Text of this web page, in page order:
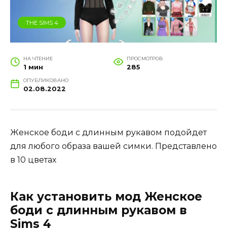
THE SIMS 4
НА ЧТЕНИЕ
1 мин
ПРОСМОТРОВ
285
ОПУБЛИКОВАНО
02.08.2022
Женское боди с длинным рукавом подойдет
для любого образа вашей симки. Представлено
в 10 цветах
Как установить мод Женское
боди с длинным рукавом в
Sims 4